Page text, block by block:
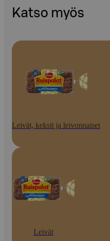
Katso myös
Leivät, keksit ja leivonnaiset
Leivät